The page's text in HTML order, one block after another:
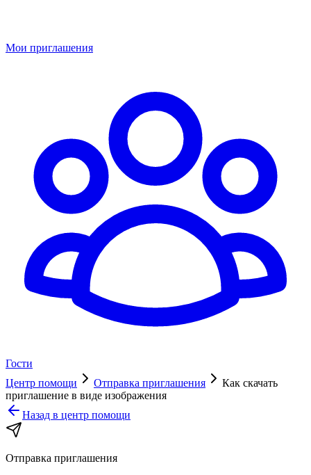
Мои приглашения
Гости
Центр помощи
Отправка приглашения
Как скачать
приглашение в виде изображения
Назад в центр помощи
Отправка приглашения